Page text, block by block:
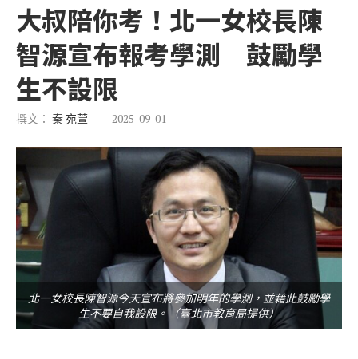
大叔陪你考！北一女校長陳
智源宣布報考學測 鼓勵學
生不設限
撰文： 秦 宛萱 2025-09-01
北一女校長陳智源今天宣布將參加明年的學測，並藉此鼓勵學
生不要自我設限。（臺北市教育局提供）